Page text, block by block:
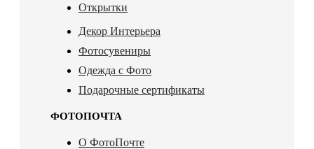
Открытки
Декор Интерьера
Фотосувениры
Одежда с Фото
Подарочные сертификаты
ФОТОПОЧТА
О ФотоПочте